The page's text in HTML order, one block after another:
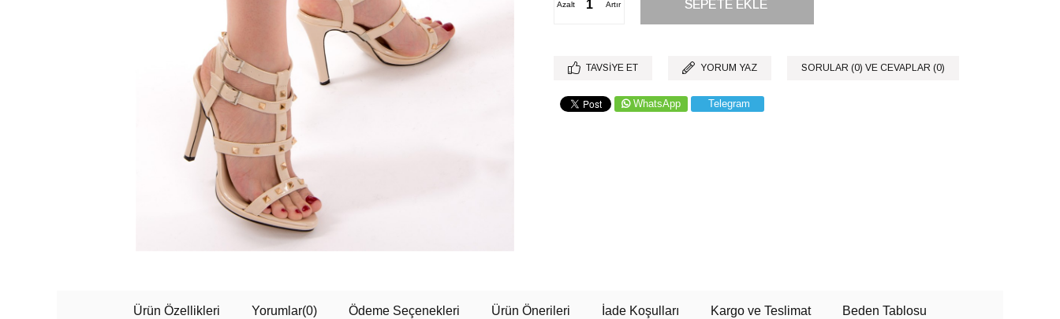
Artır
Azalt
TAVSIYE ET YORUM YAZ SORULAR (0) VE CEVAPLAR (0)
WhatsApp Telegram
Ürün Özellikleri Yorumlar(0) Ödeme Seçenekleri Ürün Önerileri İade Koşulları Kargo ve Teslimat Beden Tablosu